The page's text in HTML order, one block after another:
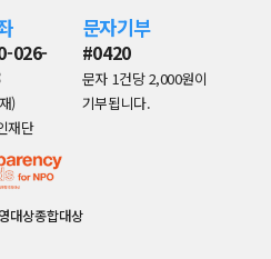
026-
)
재단
문자기부
#0420
문자 1건당 2,000원이
기부됩니다.
대상종합대상